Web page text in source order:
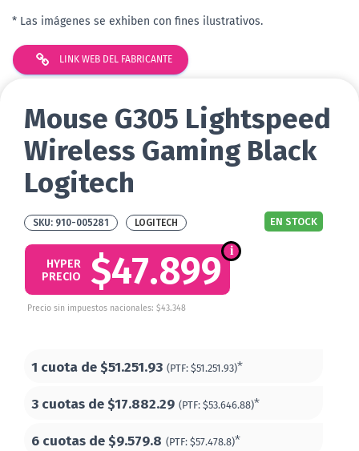
* Las imágenes se exhiben con fines ilustrativos.
LINK WEB DEL FABRICANTE
Mouse G305 Lightspeed
Wireless Gaming Black
Logitech
910-005281 EN STOCK
LOGITECH
$47.899
HYPER
PRECIO
Precio sin impuestos nacionales: $43.348
1 cuota de$51.251.93 (PTF: $51.251.93)*
3 cuotas de$17.882.29 (PTF: $53.646.88)*
6 cuotas de$9.579.8 (PTF: $57.478.8)*